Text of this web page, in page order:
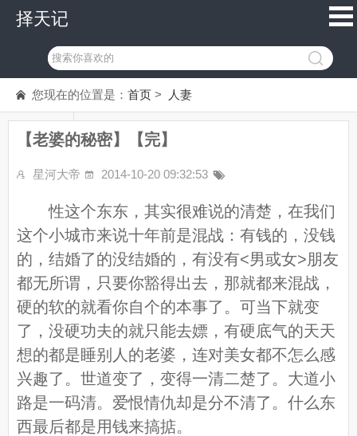
择天记
您现在的位置是： 首页 > 人妻
【老婆的秘密】【完】
星河大帝 2014-10-20 09:32:53
性这个东东，其实很难说的清楚，在我们
这个小城市来说十年前是混战：有钱的，没钱
的，结婚了的没结婚的，有没有<男或女>朋友
都无所谓，只要你豁得出去，那就都来混战，
硬的软的就看你自个的本事了。可当下就变
了，没硬功夫的就只能去嫖，有硬底气的天天
想的都是睡别人的老婆，连对美女都不怎么感
兴趣了。世道变了，变得一清二楚了。大道小
路是一码清。爱恨情仇却是分不清了。什么东
西最后都是用钱来搞掂。